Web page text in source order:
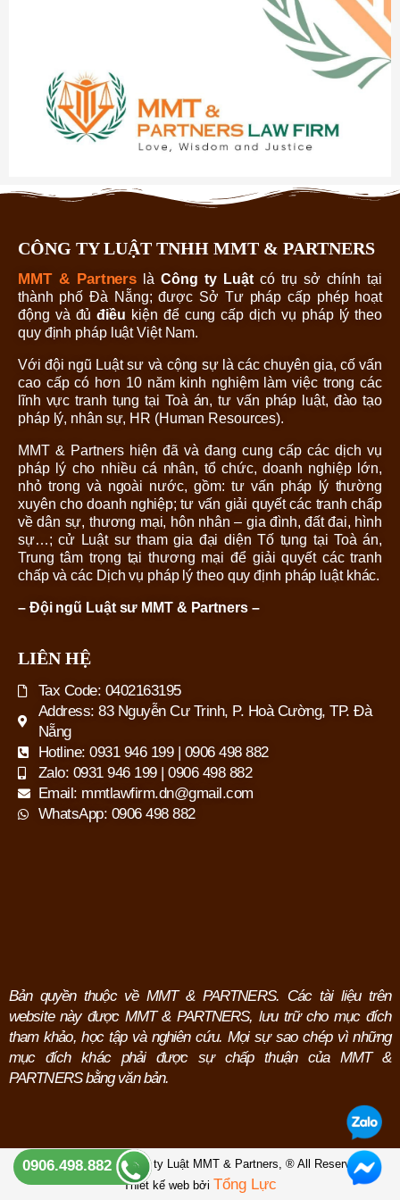
CÔNG TY LUẬT TNHH MMT & PARTNERS
MMT & Partners làCông ty Luậtcó trụ sở chính tại
thành phố Đà Nẵng; được Sở Tư pháp cấp phép hoạt
động và đủđiều kiện để cung cấp dịch vụ pháp lý theo
quy định pháp luật Việt Nam.
Với đội ngũ Luật sư và cộng sự là các chuyên gia, cố vấn
cao cấp có hơn 10 năm kinh nghiệm làm việc trong các
lĩnh vực tranh tụng tại Toà án, tư vấn pháp luật, đào tạo
pháp lý, nhân sự, HR (Human Resources).
MMT & Partners hiện đã và đang cung cấp các dịch vụ
pháp lý cho nhiều cá nhân, tổ chức, doanh nghiệp lớn,
nhỏ trong và ngoài nước, gồm: tư vấn pháp lý thường
xuyên cho doanh nghiệp; tư vấn giải quyết các tranh chấp
về dân sự, thương mại, hôn nhân – gia đình, đất đai, hình
sự…; cử Luật sư tham gia đại diện Tố tụng tại Toà án,
Trung tâm trọng tại thương mại để giải quyết các tranh
chấp và các Dịch vụ pháp lý theo quy định pháp luật khác.
– Đội ngũ Luật sư MMT & Partners –
LIÊN HỆ
Tax Code: 0402163195
Address: 83 Nguyễn Cư Trinh, P. Hoà Cường, TP. Đà
Nẵng
Hotline: 0931 946 199 | 0906 498 882
Zalo: 0931 946 199 | 0906 498 882
Email: mmtlawfirm.dn@gmail.com
WhatsApp: 0906 498 882
Bản quyền thuộc về MMT & PARTNERS. Các tài liệu trên
website này được MMT & PARTNERS, lưu trữ cho mục đích
tham khảo, học tập và nghiên cứu.Mọi sự sao chép vì những
mục đích khác phải được sự chấp thuận của MMT &
PARTNERS bằng văn bản.
Copyright © 2026 Công ty Luật MMT & Partners, ® All Reserved.
Thiết kế web bởi Tổng Lực
0906.498.882